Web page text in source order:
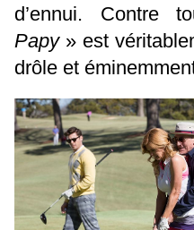
d’ennui. Contre
Papy» est
drôle et